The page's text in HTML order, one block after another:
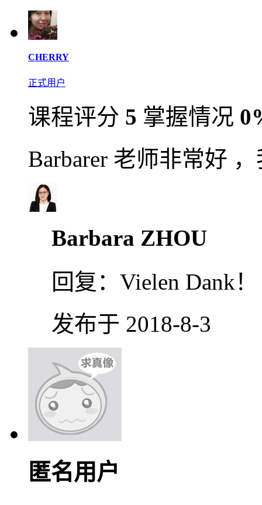
CHERRY
正式用户
课程评分 5 掌握情况
Barbarer 老师非常好
Barbara ZHOU
回复： Vielen Dank！
发布于 2018-8-3
匿名用户